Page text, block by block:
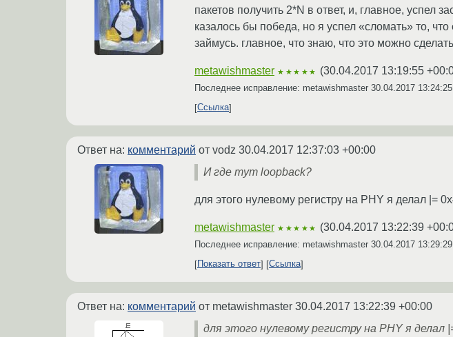
пакетов получить 2*N в ответ, и, главное, успел
казалось бы победа, но я успел «сломать» то,
займусь. главное, что знаю, что это можно
metawishmaster ★★★★★ (30.04.2017 13:19:55
Последнее исправление: metawishmaster 30.04.2017
Ссылка
Ответ на: комментарий от vodz 30.04.2017 12:37:03 +00:00
И где тут loopback?
для этого нулевому регистру на PHY я делал |=
metawishmaster ★★★★★ (30.04.2017 13:22:39
Последнее исправление: metawishmaster 30.04.2017
Показать ответ
Ссылка
Ответ на: комментарий от metawishmaster 30.04.2017 13:22:39 +00:00
для этого нулевому регистру на PHY я делал